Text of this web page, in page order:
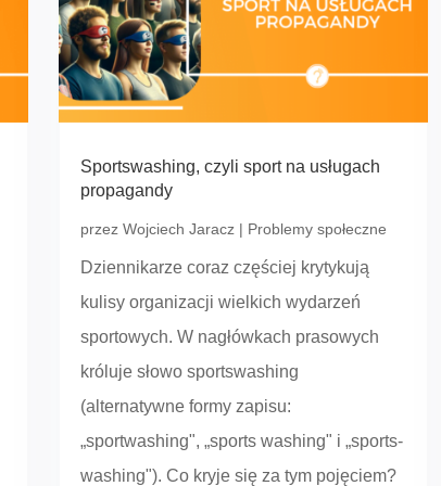
Sportswashing, czyli sport na usługach
propagandy
przez Wojciech Jaracz| Problemy społeczne
Dziennikarze coraz częściej krytykują
kulisy organizacji wielkich wydarzeń
sportowych. W nagłówkach prasowych
króluje słowo sportswashing
(alternatywne formy zapisu:
„sportwashing", „sports washing" i „sports-
washing"). Co kryje się za tym pojęciem?